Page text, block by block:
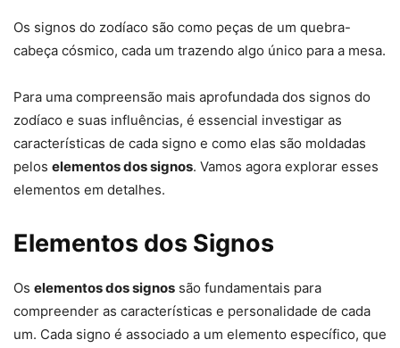
Os signos do zodíaco são como peças de um quebra-
cabeça cósmico, cada um trazendo algo único para a mesa.
Para uma compreensão mais aprofundada dos signos do
zodíaco e suas influências, é essencial investigar as
características de cada signo e como elas são moldadas
pelos elementos dos signos. Vamos agora explorar esses
elementos em detalhes.
Elementos dos Signos
Os elementos dos signos são fundamentais para
compreender as características e personalidade de cada
um. Cada signo é associado a um elemento específico, que